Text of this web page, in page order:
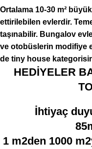
Ortalama 10-30 m²
ettirilebilen evlerdir.
taşınabilir. Bungalov
ve otobüslerin modifiye
de tiny house
HEDİYELER
İhtiyaç
1 m2den 1000